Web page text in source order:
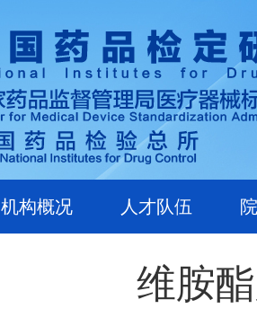
机构概况 人才队伍
维胺